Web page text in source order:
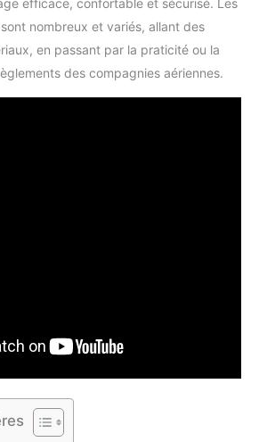
nombreux et variés, allant des
en passant par la praticité ou la
des compagnies aériennes.